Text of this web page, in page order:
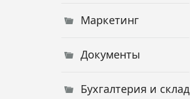
Маркетинг
Документы
Бухгалтерия и склад